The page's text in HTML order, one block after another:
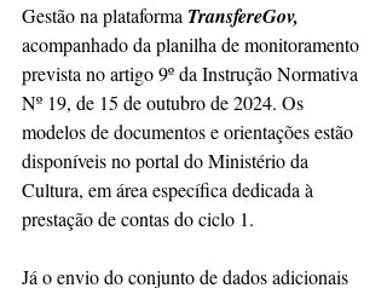
Gestão na plataforma TransfereGov,
acompanhado da planilha de monitoramento
prevista no artigo 9º da Instrução Normativa
Nº 19, de 15 de outubro de 2024. Os
modelos de documentos e orientações estão
disponíveis no portal do Ministério da
Cultura, em área específica dedicada à
prestação de contas do ciclo 1.
Já o envio do conjunto de dados adicionais